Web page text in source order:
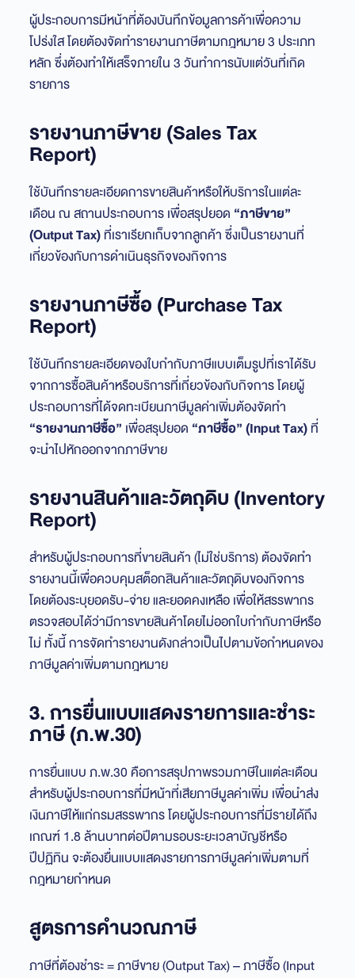
ผู้ประกอบการมีหน้าที่ต้องบันทึกข้อมูลการค้าเพื่อความ
โปร่งใส โดยต้องจัดทำรายงานภาษีตามกฎหมาย 3 ประเภท
หลัก ซึ่งต้องทำให้เสร็จภายใน 3 วันทำการนับแต่วันที่เกิด
รายการ
รายงานภาษีขาย (Sales Tax
Report)
ใช้บันทึกรายละเอียดการขายสินค้าหรือให้บริการในแต่ละ
เดือน ณ สถานประกอบการ เพื่อสรุปยอด “ภาษีขาย”
(Output Tax)ที่เราเรียกเก็บจากลูกค้า ซึ่งเป็นรายงานที่
เกี่ยวข้องกับการดำเนินธุรกิจของกิจการ
รายงานภาษีซื้อ (Purchase Tax
Report)
ใช้บันทึกรายละเอียดของใบกำกับภาษีแบบเต็มรูปที่เราได้รับ
จากการซื้อสินค้าหรือบริการที่เกี่ยวข้องกับกิจการ โดยผู้
ประกอบการที่ได้จดทะเบียนภาษีมูลค่าเพิ่มต้องจัดทำ
“รายงานภาษีซื้อ” เพื่อสรุปยอด “ภาษีซื้อ” (Input Tax)ที่
จะนำไปหักออกจากภาษีขาย
รายงานสินค้าและวัตถุดิบ (Inventory
Report)
สำหรับผู้ประกอบการที่ขายสินค้า (ไม่ใช่บริการ) ต้องจัดทำ
รายงานนี้เพื่อควบคุมสต็อกสินค้าและวัตถุดิบของกิจการ
โดยต้องระบุยอดรับ-จ่าย และยอดคงเหลือ เพื่อให้สรรพากร
ตรวจสอบได้ว่ามีการขายสินค้าโดยไม่ออกใบกำกับภาษีหรือ
ไม่ ทั้งนี้ การจัดทำรายงานดังกล่าวเป็นไปตามข้อกำหนดของ
ภาษีมูลค่าเพิ่มตามกฎหมาย
3. การยื่นแบบแสดงรายการและชำระ
ภาษี (ภ.พ.30)
การยื่นแบบ ภ.พ.30 คือการสรุปภาพรวมภาษีในแต่ละเดือน
สำหรับผู้ประกอบการที่มีหน้าที่เสียภาษีมูลค่าเพิ่ม เพื่อนำส่ง
เงินภาษีให้แก่กรมสรรพากร โดยผู้ประกอบการที่มีรายได้ถึง
เกณฑ์ 1.8 ล้านบาทต่อปีตามรอบระยะเวลาบัญชีหรือ
ปีปฏิทิน จะต้องยื่นแบบแสดงรายการภาษีมูลค่าเพิ่มตามที่
กฎหมายกำหนด
สูตรการคำนวณภาษี
ภาษีที่ต้องชำระ = ภาษีขาย (Output Tax) – ภาษีซื้อ (Input